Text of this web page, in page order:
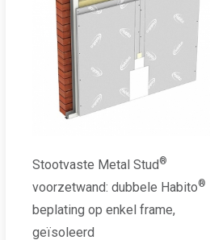
Stootvaste Metal Stud ®
voorzetwand: dubbele Habito®
beplating op enkel frame,
geïsoleerd